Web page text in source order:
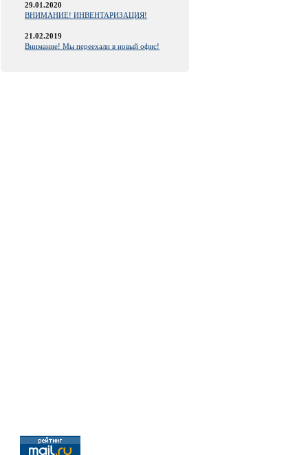
29.01.2020
ВНИМАНИЕ! ИНВЕНТАРИЗАЦИЯ!
21.02.2019
Внимание! Мы переехали в новый офис!